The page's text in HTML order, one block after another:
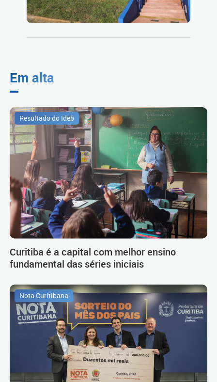
Em alta
Resultado do Ideb
Curitiba é a capital com melhor ensino
fundamental das séries iniciais
Nota Curitibana